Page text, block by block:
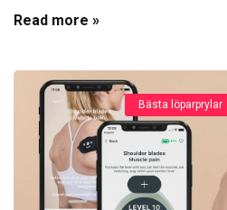
Read more »
Bästa löparprylar